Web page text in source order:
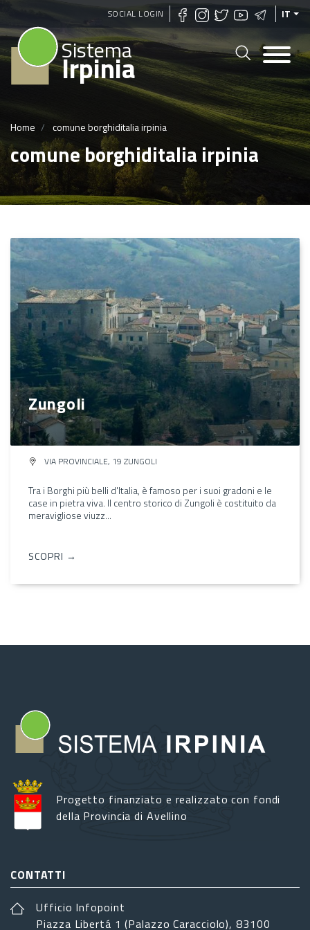
Salta
al
contenuto
principale
SOCIAL LOGIN IT
Sistema
Irpinia
Home comune borghiditalia irpinia
comune borghiditalia irpinia
Zungoli
VIA PROVINCIALE, 19 ZUNGOLI
Tra i Borghi più belli d'Italia, è famoso per i suoi gradoni e le
case in pietra viva. Il centro storico di Zungoli è costituito da
meravigliose viuzz...
SCOPRI →
Progetto finanziato e realizzato con fondi
della Provincia di Avellino
CONTATTI
Ufficio Infopoint
Piazza Libertá 1 (Palazzo Caracciolo), 83100